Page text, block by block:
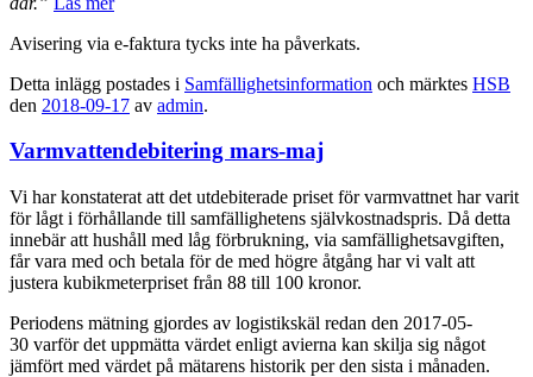
Avisering via e-faktura tycks inte ha påverkats.
Detta inlägg postades i Samfällighetsinformation och märktes HSB
den 2018-09-17 av admin.
Varmvattendebitering mars-maj
Vi har konstaterat att det utdebiterade priset för varmvattnet har varit
för lågt i förhållande till samfällighetens självkostnadspris. Då detta
innebär att hushåll med låg förbrukning, via samfällighetsavgiften,
får vara med och betala för de med högre åtgång har vi valt att
justera kubikmeterpriset från 88 till 100 kronor.
Periodens mätning gjordes av logistikskäl redan den 2017-05-
30 varför det uppmätta värdet enligt avierna kan skilja sig något
jämfört med värdet på mätarens historik per den sista i månaden.